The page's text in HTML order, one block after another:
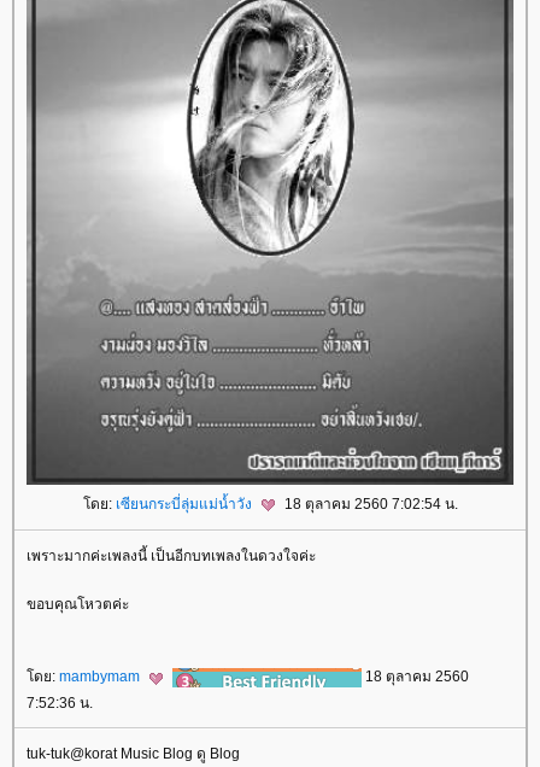
ดย: เซียนกระบี่ลุ่มแม่น้ำวัง 18 ตุลาคม 2560 7:02:54 น.
เพราะมากค่ะเพลงนี้ เป็นอีกบทเพลงในดวงใจค่ะ
ขอบคุณโหวตค่ะ
ดย: mambymam
18 ตุลาคม 2560
7:52:36 น.
tuk-tuk@korat Music Blog ดู Blog